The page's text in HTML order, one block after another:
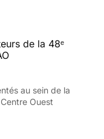
de la 48ᵉ
au sein de la
Ouest